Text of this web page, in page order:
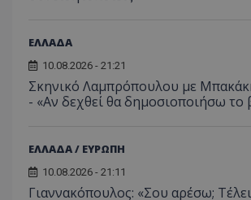
ΕΛΛΑΔΑ
10.08.2026 - 21:21
Σκηνικό Λαμπρόπουλου με
- «Αν δεχθεί θα δημοσιοποιήσω το
ΕΛΛΑΔΑ / ΕΥΡΩΠΗ
10.08.2026 - 21:11
Γιαννακόπουλος: «Σου αρέσω;